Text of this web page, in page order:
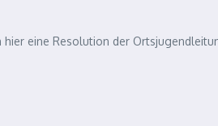
hier eine Resolution der